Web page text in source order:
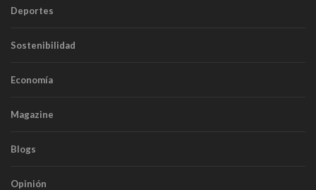
Deportes
Sostenibilidad
Economía
Magazine
Blogs
Opinión